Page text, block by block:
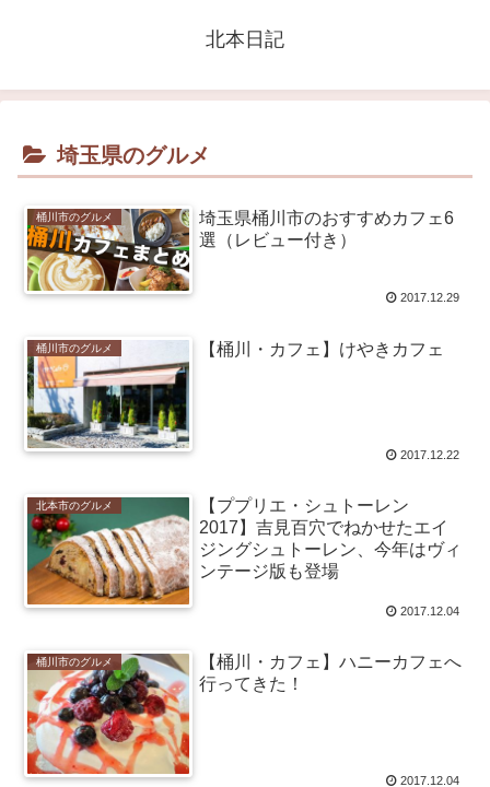
北本日記
埼玉県のグルメ
桶川市のグルメ
埼玉県桶川市のおすすめカフェ6
選（レビュー付き）
2017.12.29
桶川市のグルメ 【桶川・カフェ】けやきカフェ
2017.12.22
北本市のグルメ
【ププリエ・シュトーレン
2017】吉見百穴でねかせたエイ
ジングシュトーレン、今年はヴィ
ンテージ版も登場
2017.12.04
桶川市のグルメ
【桶川・カフェ】ハニーカフェへ
行ってきた！
2017.12.04